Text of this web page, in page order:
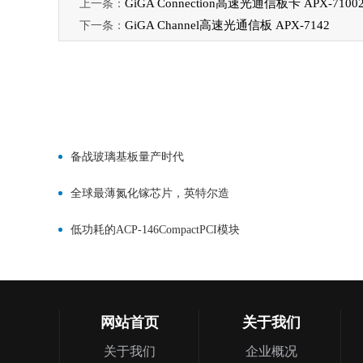
上一条： GiGA Connection高速光通信板卡 APX-
下一条： GiGA Channel高速光通信板 APX-7142
备战玻璃基板量产时代
全球最薄氮化镓芯片，英特尔造
低功耗的ACP-146CompactPCI模块
网站首页
关于我们
关于我们
企业概况